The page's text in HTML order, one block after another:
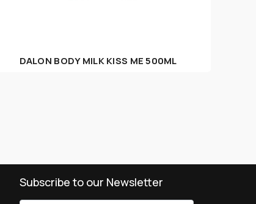
DALON BODY MILK KISS ME 500ML
Subscribe to our Newsletter